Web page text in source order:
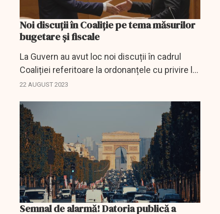
Noi discuții în Coaliție pe tema măsurilor
bugetare și fiscale
La Guvern au avut loc noi discuții în cadrul
Coaliției referitoare la ordonanțele cu privire la
măsurile bugetare și fiscale.
22 AUGUST 2023
Semnal de alarmă! Datoria publică a